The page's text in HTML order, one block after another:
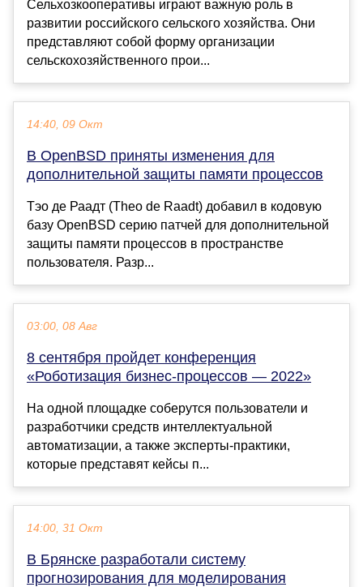
Сельхозкооперативы играют важную роль в
развитии российского сельского хозяйства. Они
представляют собой форму организации
сельскохозяйственного прои...
14:40, 09 Окт
В OpenBSD приняты изменения для
дополнительной защиты памяти процессов
Тэо де Раадт (Theo de Raadt) добавил в кодовую
базу OpenBSD серию патчей для дополнительной
защиты памяти процессов в пространстве
пользователя. Разр...
03:00, 08 Авг
8 сентября пройдет конференция
«Роботизация бизнес-процессов — 2022»
На одной площадке соберутся пользователи и
разработчики средств интеллектуальной
автоматизации, а также эксперты-практики,
которые представят кейсы п...
14:00, 31 Окт
В Брянске разработали систему
прогнозирования для моделирования